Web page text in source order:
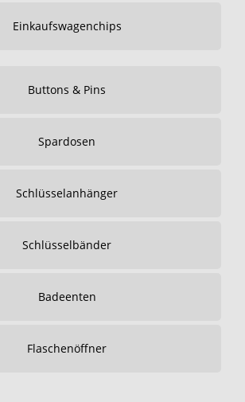
Einkaufswagenchips
Buttons & Pins
Spardosen
Schlüsselanhänger
Schlüsselbänder
Badeenten
Flaschenöffner